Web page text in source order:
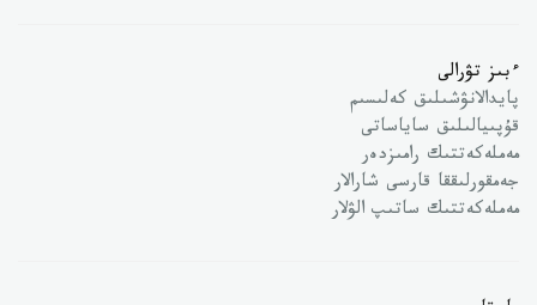
ءبىز تۋرالى
پايدالانۋشىلىق كەلىسىم
قۇپىيالىلىق ساياساتى
مەملەكەتتىك رامىزدەر
جەمقورلىققا قارسى شارالار
مەملەكەتتىك ساتىپ الۋلار